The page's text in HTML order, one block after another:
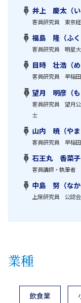
井上 慶太（い
客員研究員 東京
福島 隆（ふく
客員研究員 明星
目時 壮浩（め
客員研究員 早稲
望月 明彦（も
客員研究員 望月公
士
山内 暁（や
客員研究員 早稲
石王丸 香菜子
客員講師・執筆者
中島 努（な
上席研究員 公認
業種
飲食業